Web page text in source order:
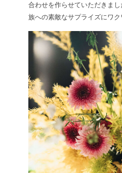
合わせを作らせていただきま
族への素敵なサプライズにワク